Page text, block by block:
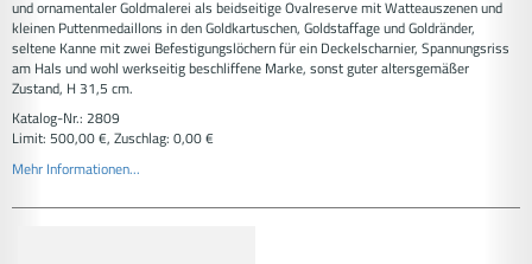
und ornamentaler Goldmalerei als beidseitige Ovalreserve mit Watteauszenen und
kleinen Puttenmedaillons in den Goldkartuschen, Goldstaffage und Goldränder,
seltene Kanne mit zwei Befestigungslöchern für ein Deckelscharnier, Spannungsriss
am Hals und wohl werkseitig beschliffene Marke, sonst guter altersgemäßer
Zustand, H 31,5 cm.
Katalog-Nr.: 2809
Limit: 500,00 €, Zuschlag: 0,00 €
Mehr Informationen...